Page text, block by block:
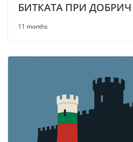
БИТКАТА ПРИ ДОБРИЧ
11 months